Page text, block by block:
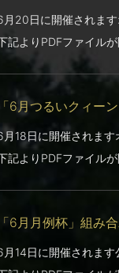
月20日に開催されま
記よりPDFファイルが
「6月つるいクィー
月18日に開催されます
記よりPDFファイルが
「6月月例杯」組み
月14日に開催されます